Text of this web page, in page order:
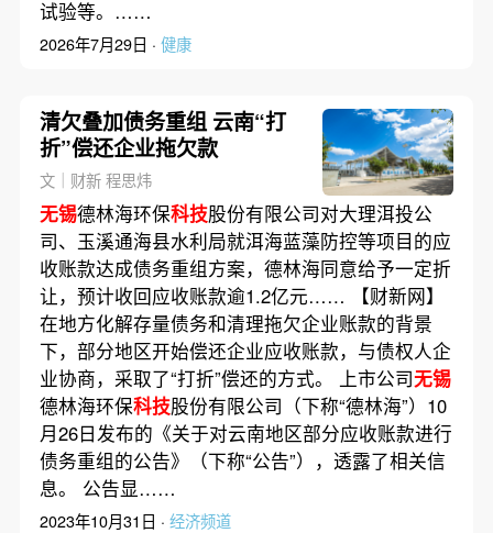
试验等。……
2026年7月29日 · 健康
清欠叠加债务重组 云南“打
折”偿还企业拖欠款
文｜财新 程思炜
无锡德林海环保科技股份有限公司对大理洱投公
司、玉溪通海县水利局就洱海蓝藻防控等项目的应
收账款达成债务重组方案，德林海同意给予一定折
让，预计收回应收账款逾1.2亿元…… 【财新网】
在地方化解存量债务和清理拖欠企业账款的背景
下，部分地区开始偿还企业应收账款，与债权人企
业协商，采取了“打折”偿还的方式。 上市公司无锡
德林海环保科技股份有限公司（下称“德林海”）10
月26日发布的《关于对云南地区部分应收账款进行
债务重组的公告》（下称“公告”），透露了相关信
息。 公告显……
2023年10月31日 · 经济频道